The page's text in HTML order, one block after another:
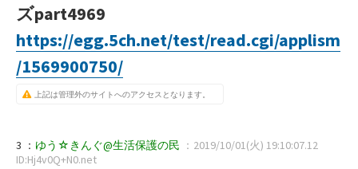
ズpart4969
https://egg.5ch.net/test/read.cgi/applism
/1569900750/
上記は管理外のサイトへのアクセスとなります。
3 ： ゆう☆きんぐ@生活保護の民 ：2019/10/01(火) 19:10:07.12
ID:Hj4v0Q+N0.net